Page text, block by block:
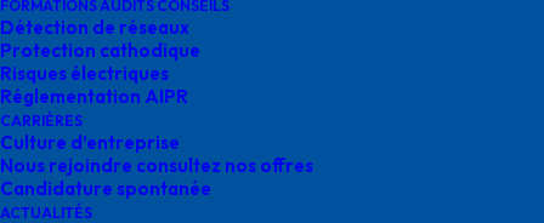
FORMATIONS AUDITS CONSEILS
Détection de réseaux
Protection cathodique
Risques électriques
Réglementation AIPR
CARRIÈRES
Culture d’entreprise
Nous rejoindre consultez nos offres
Candidature spontanée
ACTUALITÉSlogo total energie